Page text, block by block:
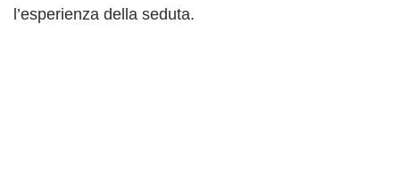
l’esperienza della seduta.